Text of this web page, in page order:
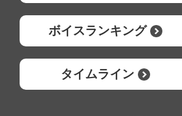
ボイスランキング
タイムライン